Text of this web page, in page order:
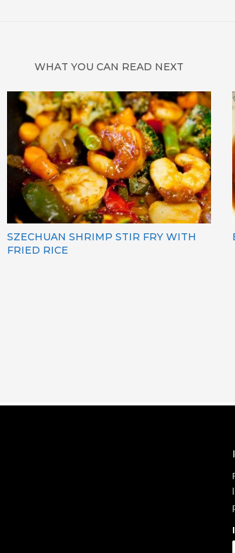
WHAT YOU CAN READ NEXT
SZECHUAN SHRIMP STIR FRY WITH
FRIED RICE